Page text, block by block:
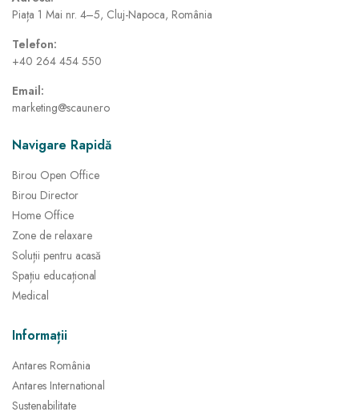
Piața 1 Mai nr. 4–5, Cluj-Napoca, România
Telefon:
+40 264 454 550
Email:
marketing@scaune.ro
Navigare Rapidă
Birou Open Office
Birou Director
Home Office
Zone de relaxare
Soluții pentru acasă
Spațiu educațional
Medical
Informații
Antares România
Antares International
Sustenabilitate